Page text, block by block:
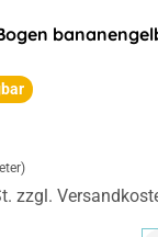
zzgl.